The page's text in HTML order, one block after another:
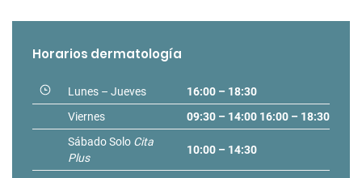
Horarios dermatología
Lunes – Jueves
16:00 – 18:30
Viernes
09:30 – 14:00 16:00 – 18:30
Sábado Solo Cita
Plus
10:00 – 14:30